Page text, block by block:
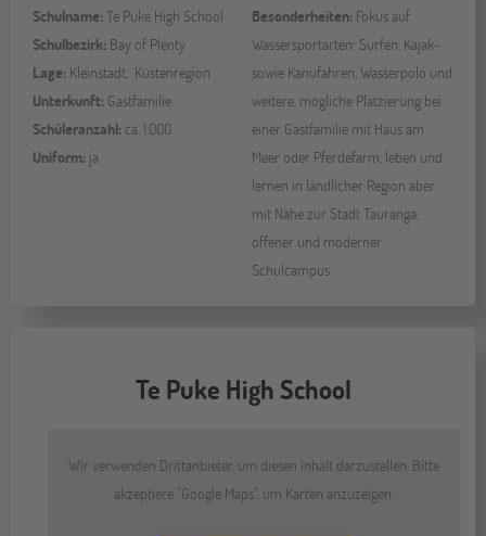
Schulname: Te Puke High School
Schulbezirk: Bay of Plenty
Lage: Kleinstadt, Küstenregion
Unterkunft: Gastfamilie
Schüleranzahl: ca. 1.000
Uniform: ja
Besonderheiten: Fokus auf
Wassersportarten: Surfen, Kajak-
sowie Kanufahren, Wasserpolo und
weitere, mögliche Platzierung bei
einer Gastfamilie mit Haus am
Meer oder Pferdefarm, leben und
lernen in ländlicher Region aber
mit Nähe zur Stadt Tauranga,
offener und moderner
Schulcampus
Te Puke High School
Wir verwenden Drittanbieter, um diesen Inhalt darzustellen. Bitte
akzeptiere "Google Maps", um Karten anzuzeigen.